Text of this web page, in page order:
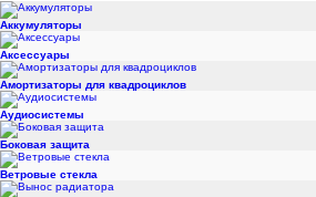
Аккумуляторы
Аксессуары
Амортизаторы для квадроциклов
Аудиосистемы
Боковая защита
Ветровые стекла